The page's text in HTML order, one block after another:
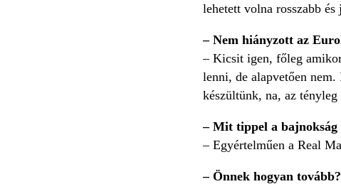
lehetett volna rosszabb
– Nem hiányzott az
– Kicsit igen, főleg
lenni, de alapvetően
készültünk, na, az
– Mit tippel a bajnokság
– Egyértelműen a Real
– Önnek hogyan tovább?